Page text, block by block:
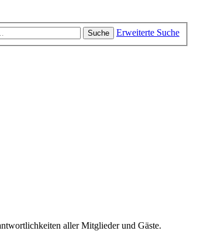
Suche Erweiterte Suche
aller Mitglieder und Gäste.